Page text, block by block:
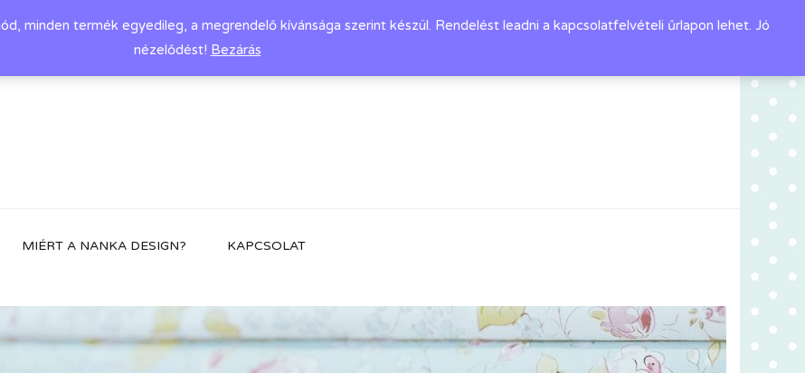
minden termék egyedileg, a megrendelő kívánsága szerint készül. Rendelést leadni a kapcsolatfelvételi űrlapon lehet. Jó
nézelődést! Bezárás
MIÉRT A NANKA DESIGN? KAPCSOLAT